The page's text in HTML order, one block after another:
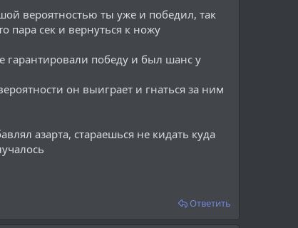
вероятностью ты уже и победил, так
пара сек и вернуться к ножу
гарантировали победу и был шанс у
он выиграет и гнаться за ним
азарта, стараешься не кидать куда
Ответить